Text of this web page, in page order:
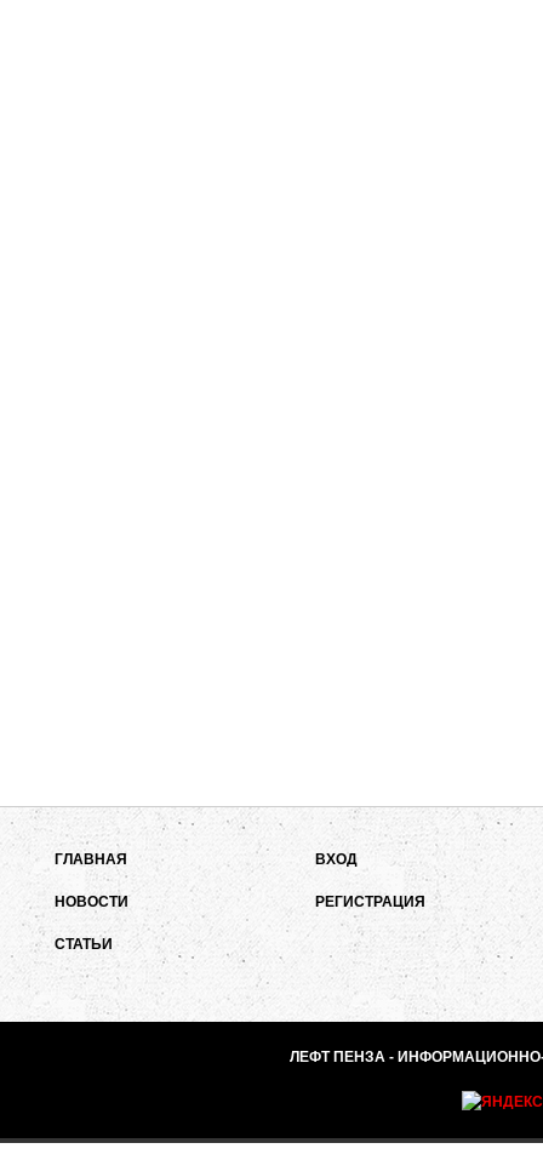
ГЛАВНАЯ
НОВОСТИ
СТАТЬИ
ВХОД
РЕГИСТРАЦИЯ
ЛЕФТ ПЕНЗА - ИНФОРМАЦИОННО-